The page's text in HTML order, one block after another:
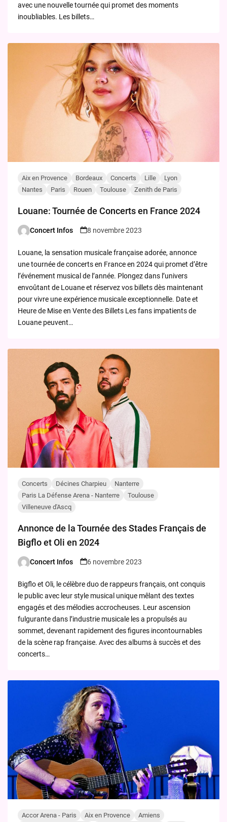
avec une nouvelle tournée qui promet des moments
inoubliables. Les billets…
Aix en Provence Bordeaux Concerts Lille
Lyon
Nantes
Paris Rouen Toulouse Zenith de Paris
Louane: Tournée de Concerts en France 2024
Posted
Concert Infos 8 novembre 2023
Louane, la sensation musicale française adorée, annonce
une tournée de concerts en France en 2024 qui promet d’être
l’événement musical de l’année. Plongez dans l’univers
envoûtant de Louane et réservez vos billets dès maintenant
pour vivre une expérience musicale exceptionnelle. Date et
Heure de Mise en Vente des Billets Les fans impatients de
Louane peuvent…
Concerts Décines Charpieu
Nanterre
Paris La Défense Arena - Nanterre
Toulouse
Villeneuve d'Ascq
Annonce de la Tournée des Stades Français de
Bigflo et Oli en 2024
Posted
Concert Infos 6 novembre 2023
Bigflo et Oli, le célèbre duo de rappeurs français, ont conquis
le public avec leur style musical unique mêlant des textes
engagés et des mélodies accrocheuses. Leur ascension
fulgurante dans l’industrie musicale les a propulsés au
sommet, devenant rapidement des figures incontournables
de la scène rap française. Avec des albums à succès et des
concerts…
Accor Arena - Paris Aix en Provence
Amiens